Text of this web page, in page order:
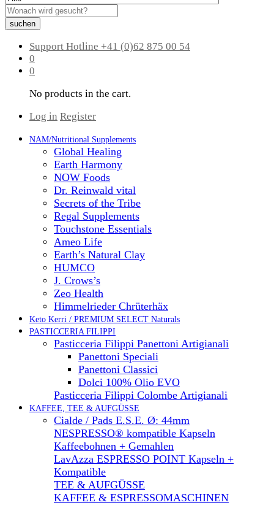
suchen
Support Hotline +41 (0)62 875 00 54
0
0
No products in the cart.
Log in Register
NAM/Nutritional Supplements
Global Healing
Earth Harmony
NOW Foods
Dr. Reinwald vital
Secrets of the Tribe
Regal Supplements
Touchstone Essentials
Ameo Life
Earth’s Natural Clay
HUMCO
J. Crows’s
Zeo Health
Himmelrieder Chrüterhäx
Keto Kerri / PREMIUM SELECT Naturals
PASTICCERIA FILIPPI
Pasticceria Filippi Panettoni Artigianali
Panettoni Speciali
Panettoni Classici
Dolci 100% Olio EVO
Pasticceria Filippi Colombe Artigianali
KAFFEE, TEE & AUFGÜSSE
Cialde / Pads E.S.E. Ø: 44mm
NESPRESSO® kompatible Kapseln
Kaffeebohnen + Gemahlen
LavAzza ESPRESSO POINT Kapseln +
Kompatible
TEE & AUFGÜSSE
KAFFEE & ESPRESSOMASCHINEN